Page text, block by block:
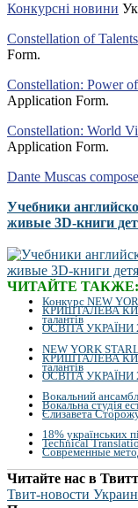
Конкурсні новини
Constellation of
Form.
Constellation: Power
Application Form.
Constellation: World
Application Form.
Dante Muscas
Учебники
живые 3D-книги
ЧИТАЙТЕ ТАКЖЕ:
Конкурс NEW
КРИШТАЛЕВА
талантів
ОСВІТА УКРАЇНИ
NEW YORK
КРИШТАЛЕВА
талантів
ОСВІТА УКРАЇНИ
Вокальний
Вокальна студія
Єлизавета
18% українських
Technical
Современные
Читайте нас в
Твит-новости